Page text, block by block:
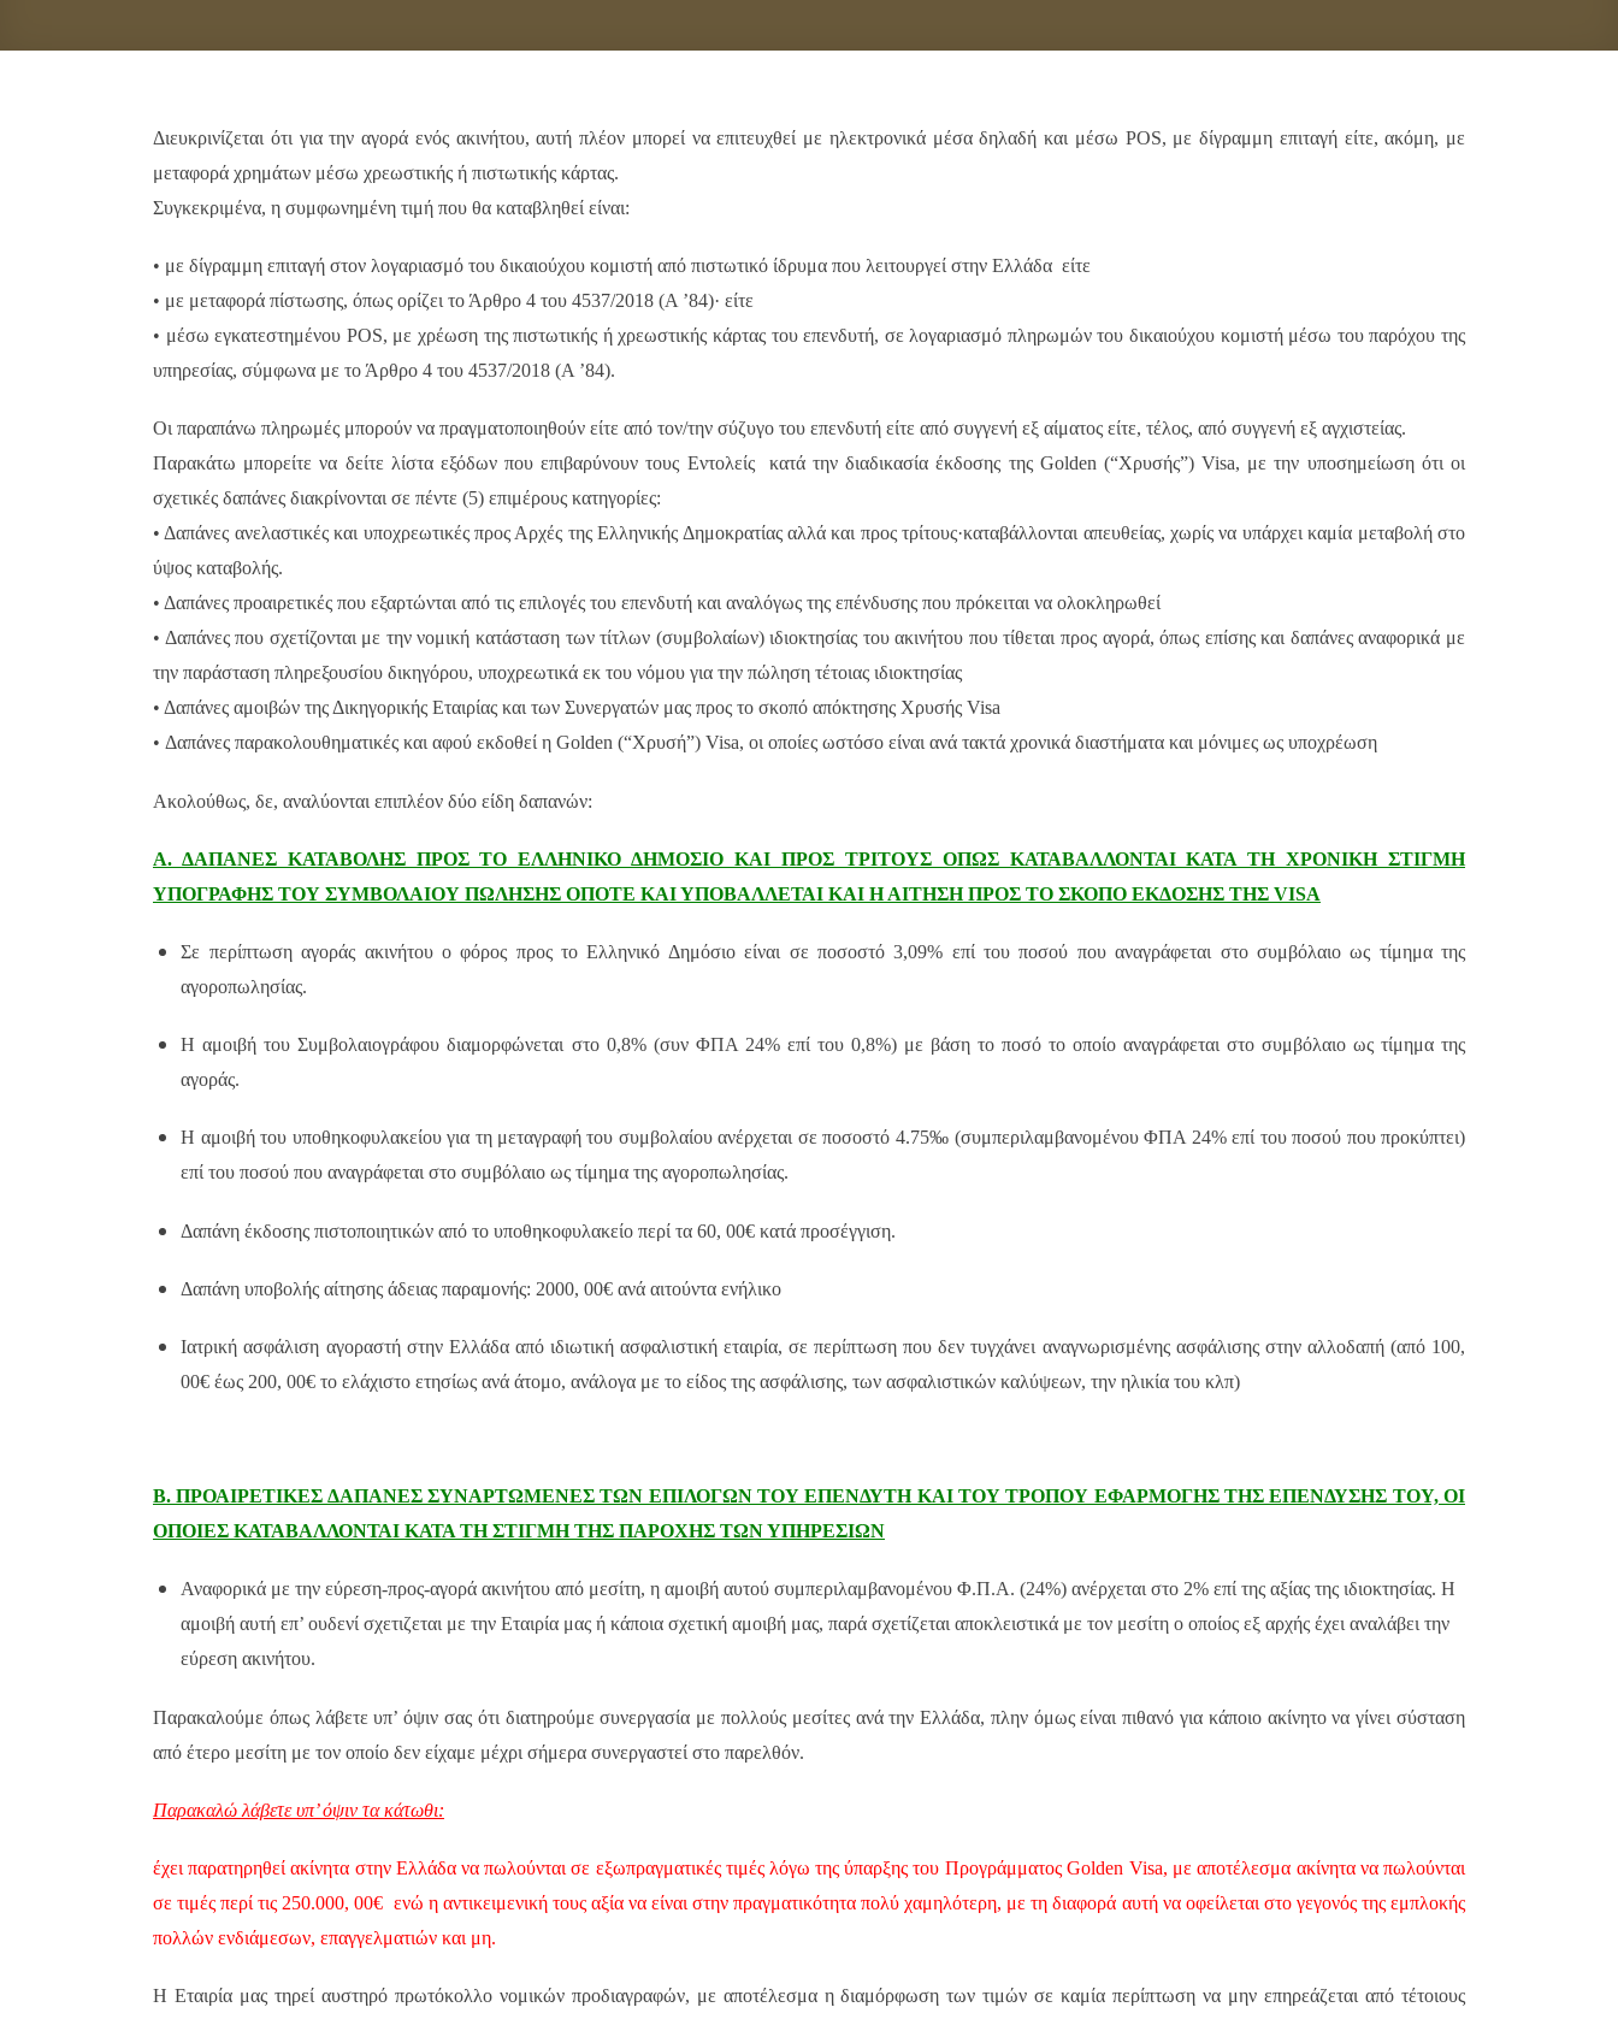
Διευκρινίζεται ότι για την αγορά ενός ακινήτου, αυτή πλέον μπορεί να επιτευχθεί με ηλεκτρονικά μέσα δηλαδή και μέσω POS, με δίγραμμη επιταγή είτε, ακόμη, με
μεταφορά χρημάτων μέσω χρεωστικής ή πιστωτικής κάρτας.
Συγκεκριμένα, η συμφωνημένη τιμή που θα καταβληθεί είναι:
• με δίγραμμη επιταγή στον λογαριασμό του δικαιούχου κομιστή από πιστωτικό ίδρυμα που λειτουργεί στην Ελλάδα είτε
• με μεταφορά πίστωσης, όπως ορίζει το Άρθρο 4 του 4537/2018 (A ’84)· είτε
• μέσω εγκατεστημένου POS, με χρέωση της πιστωτικής ή χρεωστικής κάρτας του επενδυτή, σε λογαριασμό πληρωμών του δικαιούχου κομιστή μέσω του παρόχου της
υπηρεσίας, σύμφωνα με το Άρθρο 4 του 4537/2018 (A ’84).
Οι παραπάνω πληρωμές μπορούν να πραγματοποιηθούν είτε από τον/την σύζυγο του επενδυτή είτε από συγγενή εξ αίματος είτε, τέλος, από συγγενή εξ αγχιστείας.
Παρακάτω μπορείτε να δείτε λίστα εξόδων που επιβαρύνουν τους Εντολείς κατά την διαδικασία έκδοσης της Golden (“Χρυσής”) Visa, με την υποσημείωση ότι οι
σχετικές δαπάνες διακρίνονται σε πέντε (5) επιμέρους κατηγορίες:
• Δαπάνες ανελαστικές και υποχρεωτικές προς Αρχές της Ελληνικής Δημοκρατίας αλλά και προς τρίτους·καταβάλλονται απευθείας, χωρίς να υπάρχει καμία μεταβολή στο
ύψος καταβολής.
• Δαπάνες προαιρετικές που εξαρτώνται από τις επιλογές του επενδυτή και αναλόγως της επένδυσης που πρόκειται να ολοκληρωθεί
• Δαπάνες που σχετίζονται με την νομική κατάσταση των τίτλων (συμβολαίων) ιδιοκτησίας του ακινήτου που τίθεται προς αγορά, όπως επίσης και δαπάνες αναφορικά με
την παράσταση πληρεξουσίου δικηγόρου, υποχρεωτικά εκ του νόμου για την πώληση τέτοιας ιδιοκτησίας
• Δαπάνες αμοιβών της Δικηγορικής Εταιρίας και των Συνεργατών μας προς το σκοπό απόκτησης Χρυσής Visa
• Δαπάνες παρακολουθηματικές και αφού εκδοθεί η Golden (“Χρυσή”) Visa, οι οποίες ωστόσο είναι ανά τακτά χρονικά διαστήματα και μόνιμες ως υποχρέωση
Ακολούθως, δε, αναλύονται επιπλέον δύο είδη δαπανών:
Α. ΔΑΠΑΝΕΣ ΚΑΤΑΒΟΛΗΣ ΠΡΟΣ ΤΟ ΕΛΛΗΝΙΚΟ ΔΗΜΟΣΙΟ ΚΑΙ ΠΡΟΣ ΤΡΙΤΟΥΣ ΟΠΩΣ ΚΑΤΑΒΑΛΛΟΝΤΑΙ ΚΑΤΑ ΤΗ ΧΡΟΝΙΚΗ ΣΤΙΓΜΗ
ΥΠΟΓΡΑΦΗΣ ΤΟΥ ΣΥΜΒΟΛΑΙΟΥ ΠΩΛΗΣΗΣ ΟΠΟΤΕ ΚΑΙ ΥΠΟΒΑΛΛΕΤΑΙ ΚΑΙ Η ΑΙΤΗΣΗ ΠΡΟΣ ΤΟ ΣΚΟΠΟ ΕΚΔΟΣΗΣ ΤΗΣ VISA
Σε περίπτωση αγοράς ακινήτου ο φόρος προς το Ελληνικό Δημόσιο είναι σε ποσοστό 3,09% επί του ποσού που αναγράφεται στο συμβόλαιο ως τίμημα της
αγοροπωλησίας.
Η αμοιβή του Συμβολαιογράφου διαμορφώνεται στο 0,8% (συν ΦΠΑ 24% επί του 0,8%) με βάση το ποσό το οποίο αναγράφεται στο συμβόλαιο ως τίμημα της
αγοράς.
Η αμοιβή του υποθηκοφυλακείου για τη μεταγραφή του συμβολαίου ανέρχεται σε ποσοστό 4.75‰ (συμπεριλαμβανομένου ΦΠΑ 24% επί του ποσού που προκύπτει)
επί του ποσού που αναγράφεται στο συμβόλαιο ως τίμημα της αγοροπωλησίας.
Δαπάνη έκδοσης πιστοποιητικών από το υποθηκοφυλακείο περί τα 60, 00€ κατά προσέγγιση.
Δαπάνη υποβολής αίτησης άδειας παραμονής: 2000, 00€ ανά αιτούντα ενήλικο
Ιατρική ασφάλιση αγοραστή στην Ελλάδα από ιδιωτική ασφαλιστική εταιρία, σε περίπτωση που δεν τυγχάνει αναγνωρισμένης ασφάλισης στην αλλοδαπή (από 100,
00€ έως 200, 00€ το ελάχιστο ετησίως ανά άτομο, ανάλογα με το είδος της ασφάλισης, των ασφαλιστικών καλύψεων, την ηλικία του κλπ)
Β. ΠΡΟΑΙΡΕΤΙΚΕΣ ΔΑΠΑΝΕΣ ΣΥΝΑΡΤΩΜΕΝΕΣ ΤΩΝ ΕΠΙΛΟΓΩΝ ΤΟΥ ΕΠΕΝΔΥΤΗ ΚΑΙ ΤΟΥ ΤΡΟΠΟΥ ΕΦΑΡΜΟΓΗΣ ΤΗΣ ΕΠΕΝΔΥΣΗΣ ΤΟΥ, ΟΙ
ΟΠΟΙΕΣ ΚΑΤΑΒΑΛΛΟΝΤΑΙ ΚΑΤΑ ΤΗ ΣΤΙΓΜΗ ΤΗΣ ΠΑΡΟΧΗΣ ΤΩΝ ΥΠΗΡΕΣΙΩΝ
Αναφορικά με την εύρεση-προς-αγορά ακινήτου από μεσίτη, η αμοιβή αυτού συμπεριλαμβανομένου Φ.Π.Α. (24%) ανέρχεται στο 2% επί της αξίας της ιδιοκτησίας. Η
αμοιβή αυτή επ’ ουδενί σχετιζεται με την Εταιρία μας ή κάποια σχετική αμοιβή μας, παρά σχετίζεται αποκλειστικά με τον μεσίτη ο οποίος εξ αρχής έχει αναλάβει την
εύρεση ακινήτου.
Παρακαλούμε όπως λάβετε υπ’ όψιν σας ότι διατηρούμε συνεργασία με πολλούς μεσίτες ανά την Ελλάδα, πλην όμως είναι πιθανό για κάποιο ακίνητο να γίνει σύσταση
από έτερο μεσίτη με τον οποίο δεν είχαμε μέχρι σήμερα συνεργαστεί στο παρελθόν.
Παρακαλώ λάβετε υπ’ όψιν τα κάτωθι:
έχει παρατηρηθεί ακίνητα στην Ελλάδα να πωλούνται σε εξωπραγματικές τιμές λόγω της ύπαρξης του Προγράμματος Golden Visa, με αποτέλεσμα ακίνητα να πωλούνται
σε τιμές περί τις 250.000, 00€ ενώ η αντικειμενική τους αξία να είναι στην πραγματικότητα πολύ χαμηλότερη, με τη διαφορά αυτή να οφείλεται στο γεγονός της εμπλοκής
πολλών ενδιάμεσων, επαγγελματιών και μη.
Η Εταιρία μας τηρεί αυστηρό πρωτόκολλο νομικών προδιαγραφών, με αποτέλεσμα η διαμόρφωση των τιμών σε καμία περίπτωση να μην επηρεάζεται από τέτοιους